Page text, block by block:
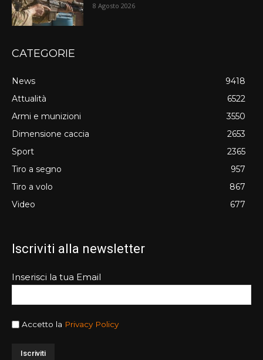
8 Agosto 2026
CATEGORIE
News
9418
Attualità
6522
Armi e munizioni
3550
Dimensione caccia
2653
Sport
2365
Tiro a segno
957
Tiro a volo
867
Video
677
Iscriviti alla newsletter
Inserisci la tua Email
Accetto la Privacy Policy